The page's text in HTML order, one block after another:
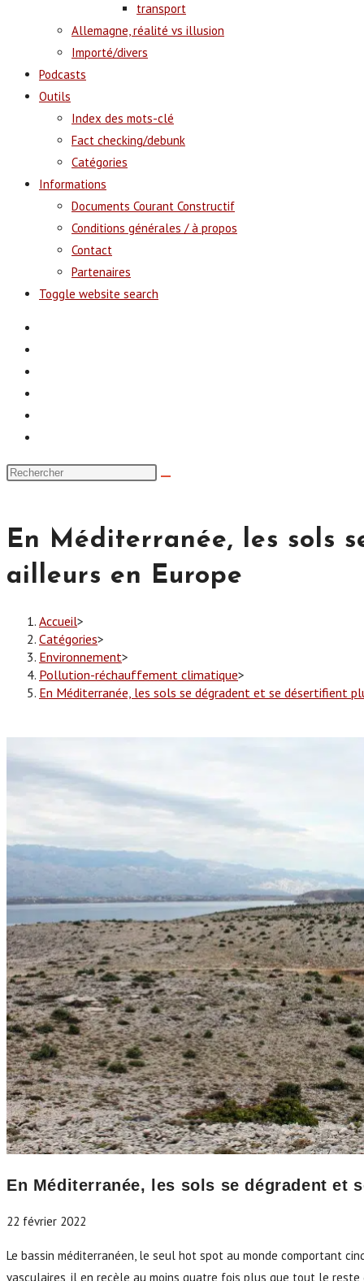
transport
Allemagne, réalité vs illusion
Importé/divers
Podcasts
Outils
Index des mots-clé
Fact checking/debunk
Catégories
Informations
Documents Courant Constructif
Conditions générales / à propos
Contact
Partenaires
Toggle website search
En Méditerranée, les sols
ailleurs en Europe
Accueil>
Catégories>
Environnement>
Pollution-réchauffement climatique>
En Méditerranée, les sols se dégradent et se désertifient
En Méditerranée, les sols se dégradent
22 février 2022
Le bassin méditerranéen, le seul hot spot au monde comportant
vasculaires, il en recèle au moins quatre fois plus que tout le